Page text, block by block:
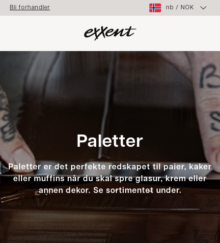
Bli forhandler nb / NOK
Paletter
Paletter er det perfekte redskapet til paier, kaker
eller muffins når du skal spre glasur, krem eller
annen dekor. Se sortimentet under.